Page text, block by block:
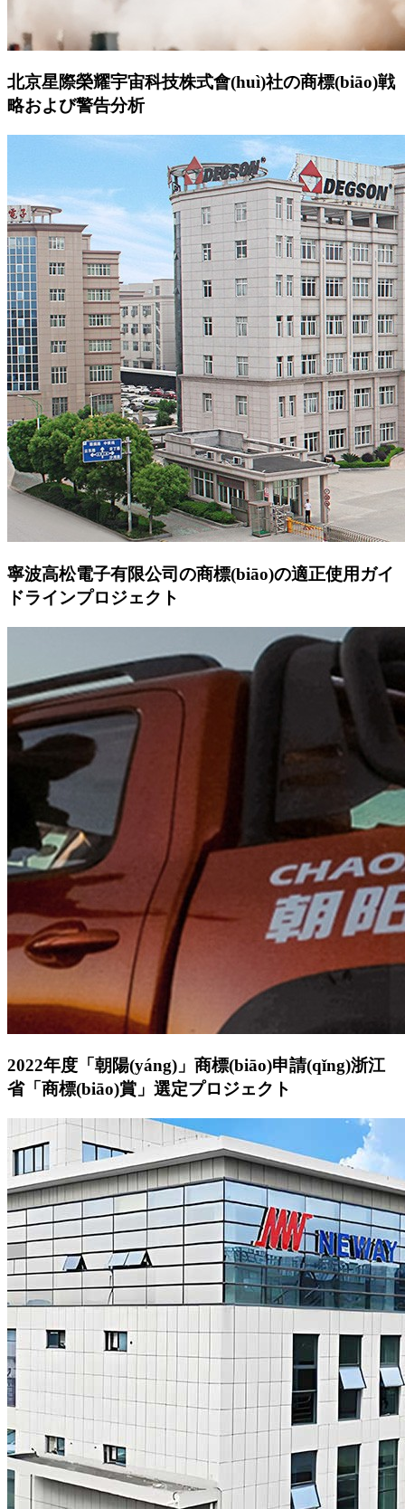
北京星際榮耀宇宙科技株式會(huì)社の商標(biāo)戦
略および警告分析
寧波高松電子有限公司の商標(biāo)の適正使用ガイ
ドラインプロジェクト
2022年度「朝陽(yáng)」商標(biāo)申請(qǐng)浙江
省「商標(biāo)賞」選定プロジェクト